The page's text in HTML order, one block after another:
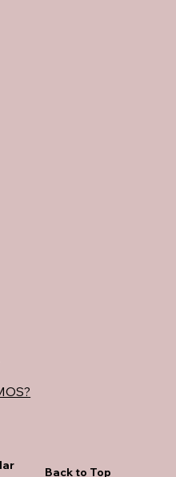
Back to Top